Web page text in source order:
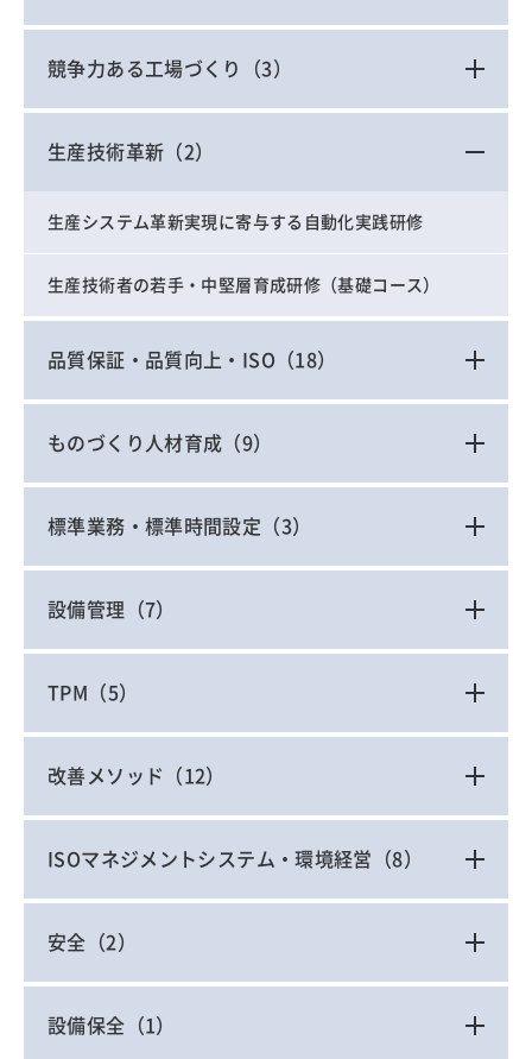
競争力ある工場づくり （3）
生産技術革新 （2）
生産システム革新実現に寄与する自動化実践研修
生産技術者の若手・中堅層育成研修（基礎コース）
品質保証・品質向上・ISO （18）
ものづくり人材育成 （9）
標準業務・標準時間設定 （3）
設備管理 （7）
TPM （5）
改善メソッド （12）
ISOマネジメントシステム・環境経営 （8）
安全 （2）
設備保全 （1）